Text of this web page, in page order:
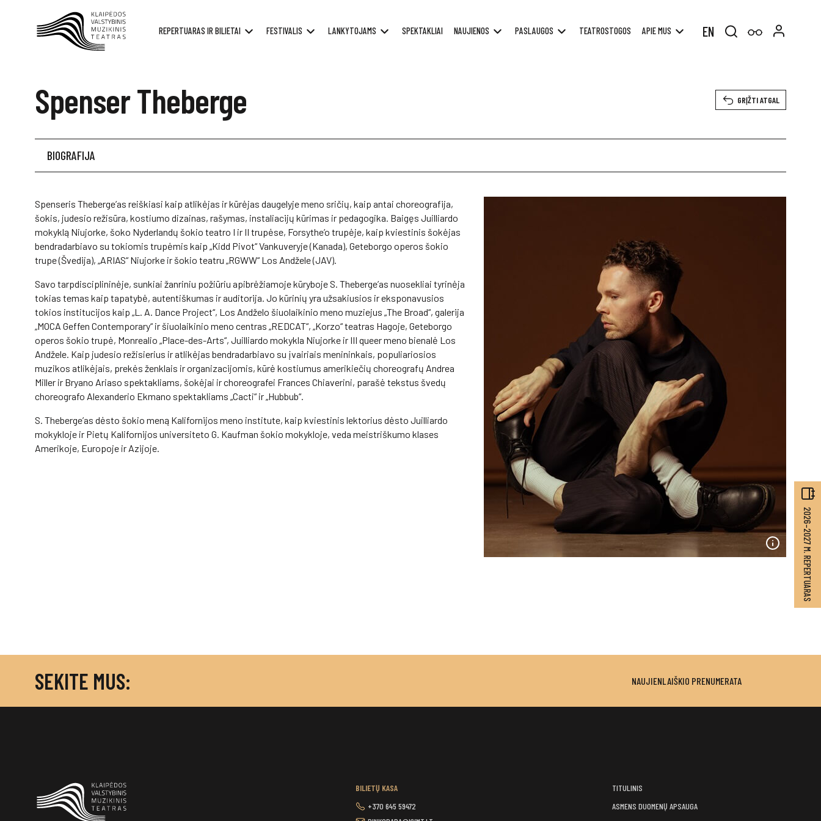
REPERTUARAS IR BILIETAI FESTIVALIS LANKYTOJAMS SPEKTAKLIAI NAUJIENOS PASLAUGOS TEATROSTOGOS APIE MUS EN
Spenser Theberge GRĮŽTI ATGAL
BIOGRAFIJA
Spenseris Theberge’as reiškiasi kaip atlikėjas ir kūrėjas daugelyje meno sričių, kaip antai choreografija,
šokis, judesio režisūra, kostiumo dizainas, rašymas, instaliacijų kūrimas ir pedagogika. Baigęs Juilliardo
mokyklą Niujorke, šoko Nyderlandų šokio teatro I ir II trupėse, Forsythe’o trupėje, kaip kviestinis šokėjas
bendradarbiavo su tokiomis trupėmis kaip „Kidd Pivot“ Vankuveryje (Kanada), Geteborgo operos šokio
trupe (Švedija), „ARIAS“ Niujorke ir šokio teatru „RGWW“ Los Andžele (JAV).
Savo tarpdisciplininėje, sunkiai žanriniu požiūriu apibrėžiamoje kūryboje S. Theberge’as nuosekliai tyrinėja
tokias temas kaip tapatybė, autentiškumas ir auditorija. Jo kūrinių yra užsakiusios ir eksponavusios
tokios institucijos kaip „L. A. Dance Project“, Los Andželo šiuolaikinio meno muziejus „The Broad“, galerija
„MOCA Geffen Contemporary“ ir šiuolaikinio meno centras „REDCAT“, „Korzo“ teatras Hagoje, Geteborgo
operos šokio trupė, Monrealio „Place-des-Arts“, Juilliardo mokykla Niujorke ir III queer meno bienalė Los
Andžele. Kaip judesio režisierius ir atlikėjas bendradarbiavo su įvairiais menininkais, populiariosios
muzikos atlikėjais, prekės ženklais ir organizacijomis, kūrė kostiumus amerikiečių choreografų Andrea
Miller ir Bryano Ariaso spektakliams, šokėjai ir choreografei Frances Chiaverini, parašė tekstus švedų
choreografo Alexanderio Ekmano spektakliams „Cacti“ ir „Hubbub“.
S. Theberge’as dėsto šokio meną Kalifornijos meno institute, kaip kviestinis lektorius dėsto Juilliardo
mokykloje ir Pietų Kalifornijos universiteto G. Kaufman šokio mokykloje, veda meistriškumo klases
Amerikoje, Europoje ir Azijoje.
2026–2027 M. REPERTUARAS
SEKITE MUS: NAUJIENLAIŠKIO PRENUMERATA
BILIETŲ KASA
+370 645 59472
TITULINIS
ASMENS DUOMENŲ APSAUGA